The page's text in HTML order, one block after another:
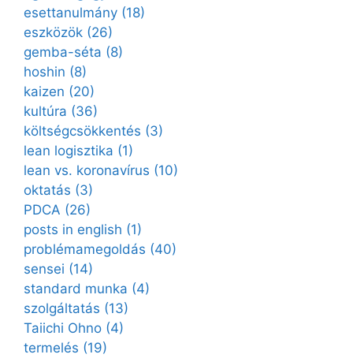
esettanulmány (18)
eszközök (26)
gemba-séta (8)
hoshin (8)
kaizen (20)
kultúra (36)
költségcsökkentés (3)
lean logisztika (1)
lean vs. koronavírus (10)
oktatás (3)
PDCA (26)
posts in english (1)
problémamegoldás (40)
sensei (14)
standard munka (4)
szolgáltatás (13)
Taiichi Ohno (4)
termelés (19)